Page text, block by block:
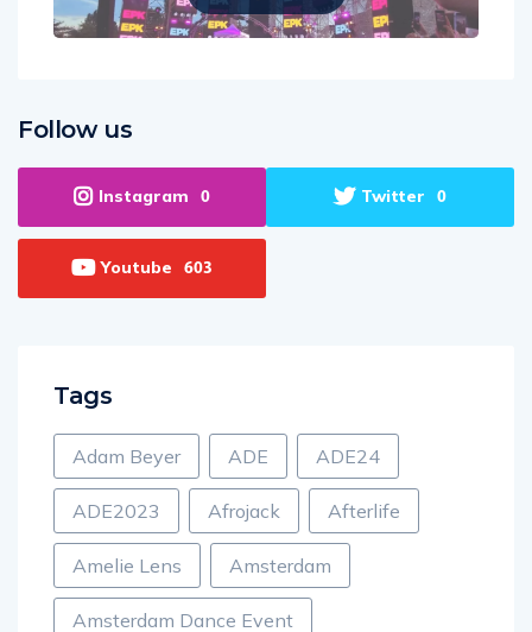
Deep
0 0
603
Adam Beyer ADE ADE24
ADE2023 Afrojack Afterlife
Amelie Lens Amsterdam